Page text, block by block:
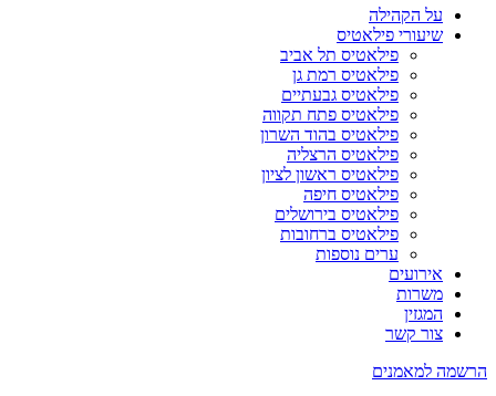
על הקהילה
שיעורי פילאטיס
פילאטיס תל אביב
פילאטיס רמת גן
פילאטיס גבעתיים
פילאטיס פתח תקווה
פילאטיס בהוד השרון
פילאטיס הרצליה
פילאטיס ראשון לציון
פילאטיס חיפה
פילאטיס בירושלים
פילאטיס ברחובות
ערים נוספות
אירועים
משרות
המגזין
צור קשר
הרשמה למאמנים